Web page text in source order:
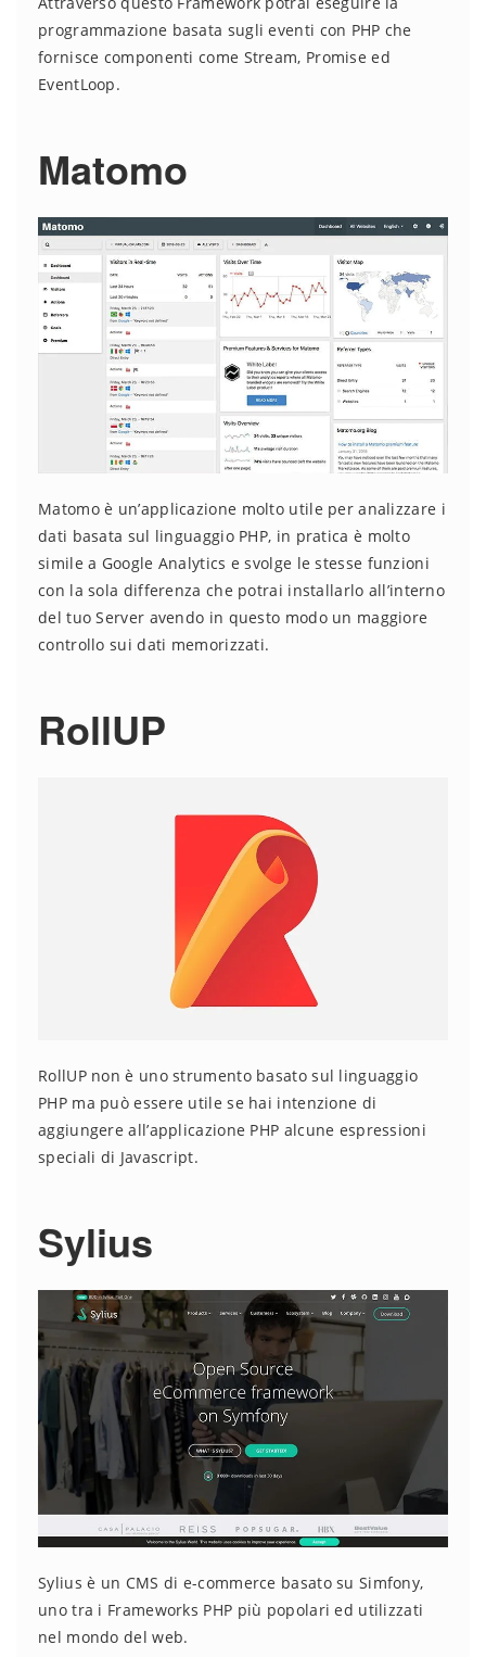
programmazione basata sugli eventi con PHP che
fornisce componenti come Stream, Promise ed
EventLoop.
Matomo
Matomo è un’applicazione molto utile per analizzare i
dati basata sul linguaggio PHP, in pratica è molto
simile a Google Analytics e svolge le stesse funzioni
con la sola differenza che potrai installarlo all’interno
del tuo Server avendo in questo modo un maggiore
controllo sui dati memorizzati.
RollUP
RollUP non è uno strumento basato sul linguaggio
PHP ma può essere utile se hai intenzione di
aggiungere all’applicazione PHP alcune espressioni
speciali di Javascript.
Sylius
Sylius è un CMS di e-commerce basato su Simfony,
uno tra i Frameworks PHP più popolari ed utilizzati
nel mondo del web.